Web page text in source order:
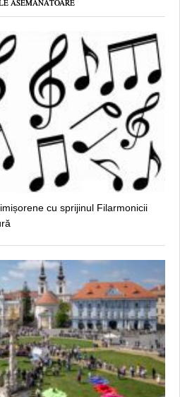
ASEMĂNĂTOARE
cu sprijinul Filarmonicii